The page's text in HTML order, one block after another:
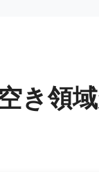
き領